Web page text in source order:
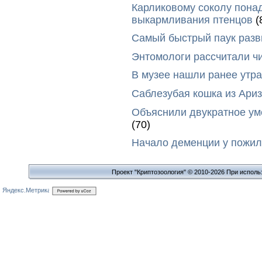
Карликовому соколу
выкармливания птенцов
Самый быстрый паук
Энтомологи рассчитали
В музее нашли ранее
Саблезубая кошка из
Объяснили двукратное
(70)
Начало деменции у
Проект "Криптозоология" © 2010-2026 При